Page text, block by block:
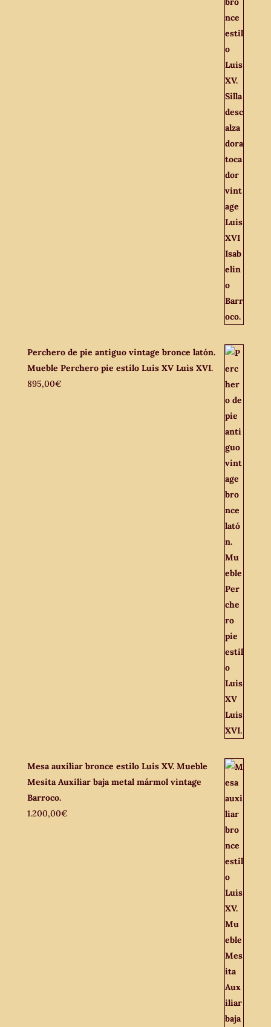
Perchero de pie antiguo vintage bronce latón.
Mueble Perchero pie estilo Luis XV Luis XVI.
895,00€
Mesa auxiliar bronce estilo Luis XV. Mueble
Mesita Auxiliar baja metal mármol vintage
Barroco.
1.200,00€